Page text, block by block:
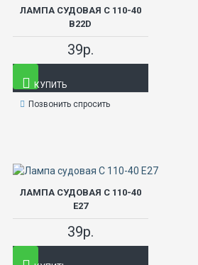
ЛАМПА СУДОВАЯ С 110-40
В22D
39р.
КУПИТЬ
Позвонить спросить
ЛАМПА СУДОВАЯ С 110-40
Е27
39р.